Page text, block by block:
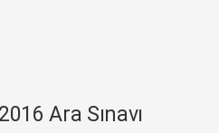
Ara Sınavı